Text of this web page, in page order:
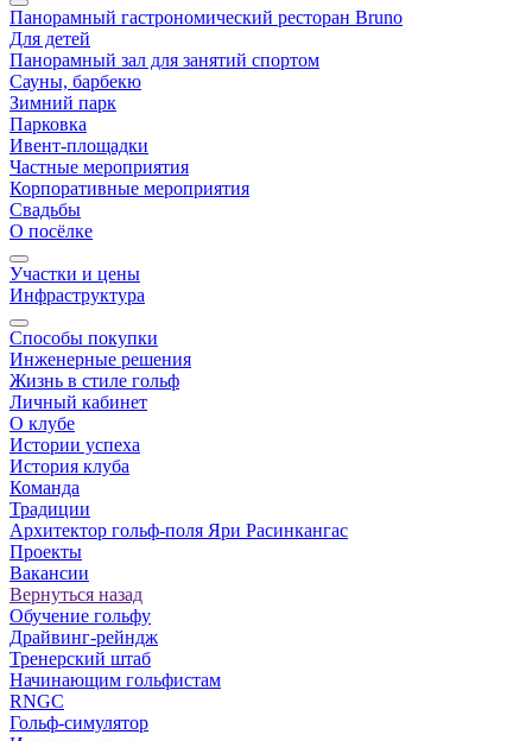
Панорамный гастрономический ресторан Bruno
Для детей
Панорамный зал для занятий спортом
Сауны, барбекю
Зимний парк
Парковка
Ивент-площадки
Частные мероприятия
Корпоративные мероприятия
Свадьбы
О посёлке
Участки и цены
Инфраструктура
Способы покупки
Инженерные решения
Жизнь в стиле гольф
Личный кабинет
О клубе
Истории успеха
История клуба
Команда
Традиции
Архитектор гольф-поля Яри Расинкангас
Проекты
Вакансии
Вернуться назад
Обучение гольфу
Драйвинг-рейндж
Тренерский штаб
Начинающим гольфистам
RNGC
Гольф-симулятор